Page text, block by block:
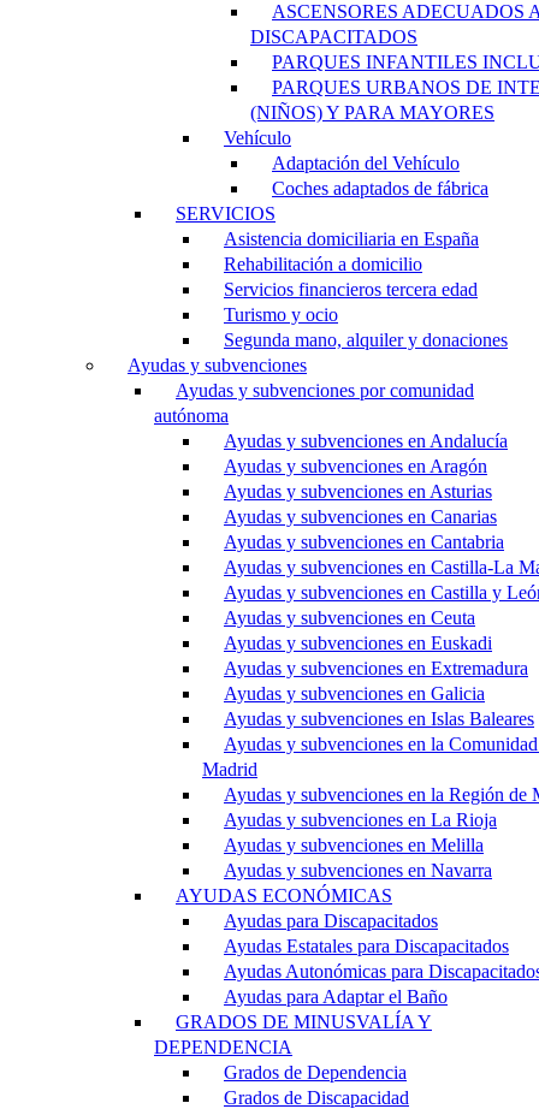
ASCENSORES ADECUADOS
DISCAPACITADOS
PARQUES INFANTILES
PARQUES URBANOS DE
(NIÑOS) Y PARA MAYORES
Vehículo
Adaptación del Vehículo
Coches adaptados de fábrica
SERVICIOS
Asistencia domiciliaria en España
Rehabilitación a domicilio
Servicios financieros tercera edad
Turismo y ocio
Segunda mano, alquiler y donaciones
Ayudas y subvenciones
Ayudas y subvenciones por comunidad
autónoma
Ayudas y subvenciones en Andalucía
Ayudas y subvenciones en Aragón
Ayudas y subvenciones en Asturias
Ayudas y subvenciones en Canarias
Ayudas y subvenciones en Cantabria
Ayudas y subvenciones en Castilla-La
Ayudas y subvenciones en Castilla y
Ayudas y subvenciones en Ceuta
Ayudas y subvenciones en Euskadi
Ayudas y subvenciones en Extremadura
Ayudas y subvenciones en Galicia
Ayudas y subvenciones en Islas Baleares
Ayudas y subvenciones en la
Madrid
Ayudas y subvenciones en la Región de
Ayudas y subvenciones en La Rioja
Ayudas y subvenciones en Melilla
Ayudas y subvenciones en Navarra
AYUDAS ECONÓMICAS
Ayudas para Discapacitados
Ayudas Estatales para Discapacitados
Ayudas Autonómicas para
Ayudas para Adaptar el Baño
GRADOS DE MINUSVALÍA Y
DEPENDENCIA
Grados de Dependencia
Grados de Discapacidad